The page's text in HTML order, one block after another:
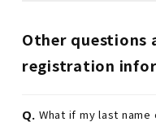
Other questions
registration
Q. What if my last name